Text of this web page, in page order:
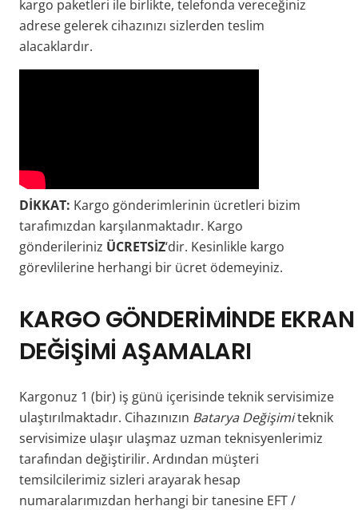
kargo paketleri ile birlikte, telefonda vereceğiniz
adrese gelerek cihazınızı sizlerden teslim
alacaklardır.
DİKKAT: Kargo gönderimlerinin ücretleri bizim
tarafımızdan karşılanmaktadır. Kargo
gönderileriniz ÜCRETSİZ‘dir. Kesinlikle kargo
görevlilerine herhangi bir ücret ödemeyiniz.
KARGO GÖNDERİMİNDE EKRAN
DEĞİŞİMİ AŞAMALARI
Kargonuz 1 (bir) iş günü içerisinde teknik servisimize
ulaştırılmaktadır. Cihazınızın Batarya Değişimiteknik
servisimize ulaşır ulaşmaz uzman teknisyenlerimiz
tarafından değiştirilir. Ardından müşteri
temsilcilerimiz sizleri arayarak hesap
numaralarımızdan herhangi bir tanesine EFT /